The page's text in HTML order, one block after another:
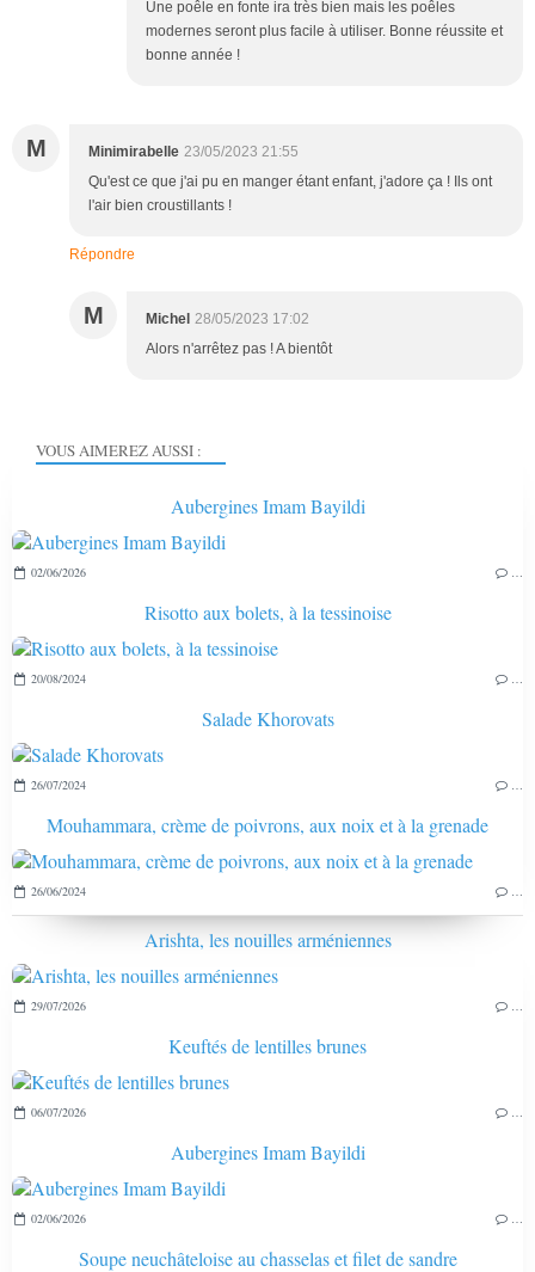
Une poêle en fonte ira très bien mais les poêles
modernes seront plus facile à utiliser. Bonne réussite et
bonne année !
M Minimirabelle 23/05/2023 21:55
Qu'est ce que j'ai pu en manger étant enfant, j'adore ça ! Ils ont
l'air bien croustillants !
Répondre
M Michel 28/05/2023 17:02
Alors n'arrêtez pas ! A bientôt
VOUS AIMEREZ AUSSI :
Aubergines Imam Bayildi
02/06/2026
Risotto aux bolets, à la tessinoise
20/08/2024
Salade Khorovats
26/07/2024
Mouhammara, crème de poivrons, aux noix et à la grenade
26/06/2024
Arishta, les nouilles arméniennes
29/07/2026
Keuftés de lentilles brunes
06/07/2026
Aubergines Imam Bayildi
02/06/2026
Soupe neuchâteloise au chasselas et filet de sandre